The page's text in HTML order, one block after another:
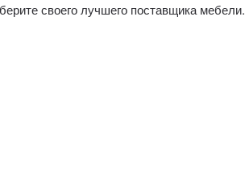
своего лучшего поставщика мебели.